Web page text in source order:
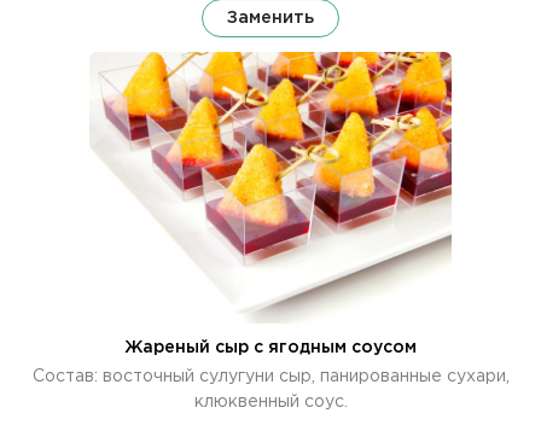
Заменить
Жареный сыр с ягодным соусом
Состав: восточный сулугуни сыр, панированные сухари,
клюквенный соус.